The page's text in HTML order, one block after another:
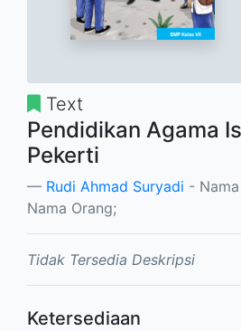
Text
Pendidikan Agama
Pekerti
Rudi Ahmad Suryadi -
Nama Orang;
Tidak Tersedia Deskripsi
Ketersediaan